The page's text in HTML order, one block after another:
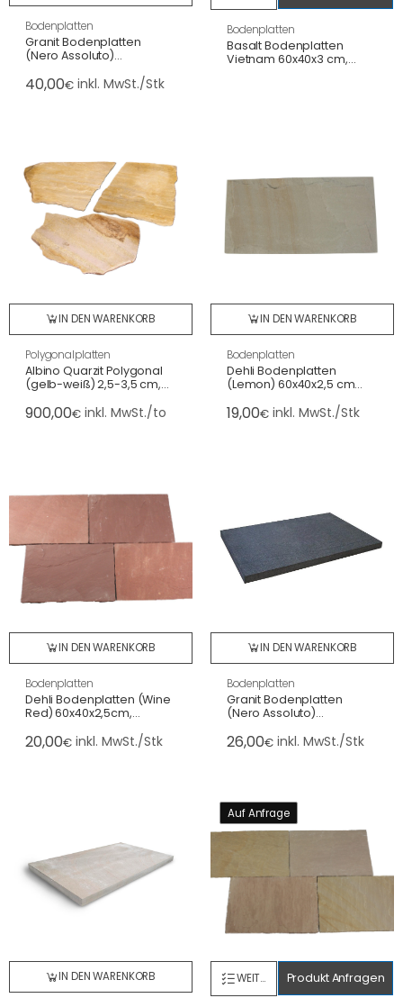
Bodenplatten
Granit Bodenplatten
(Nero Assoluto)
wassergestrahlt
40,00€ inkl. MwSt./Stk
Bodenplatten
Basalt Bodenplatten
Vietnam 60x40x3 cm,
IN DEN WARENKORB
Polygonalplatten
Albino Quarzit Polygonal
(gelb-weiß) 2,5-3,5 cm,
St./m²)
900,00€ inkl. MwSt./to
IN DEN WARENKORB
Bodenplatten
Dehli Bodenplatten
(Lemon) 60x40x2,5 cm
19,00€ inkl. MwSt./Stk
IN DEN WARENKORB
Bodenplatten
Dehli Bodenplatten (Wine
Red) 60x40x2,5cm,
20,00€ inkl. MwSt./Stk
IN DEN WARENKORB
Bodenplatten
Granit Bodenplatten
(Nero Assoluto)
wassergestrahlt
26,00€ inkl. MwSt./Stk
IN DEN WARENKORB
Auf Anfrage
WEITERLESEN Produkt Anfragen